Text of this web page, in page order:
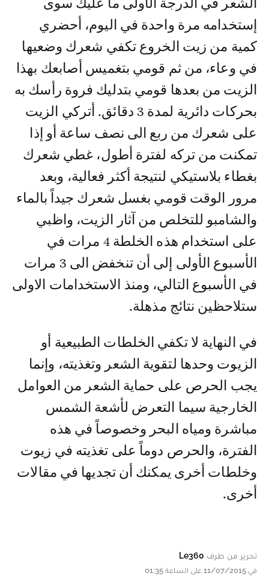
الشعر في الدرجة الأولى ما عليك سوى
إستخدامه مرة واحدة في اليوم، أحضري
كمية من زيت الخروع تكفي شعرك وضعيها
في وعاء، من ثم قومي بتغميس أصابعك بهذا
الزيت من بعدها قومي بتدليك فروة رأسك به
بحركات دائرية لمدة 3 دقائق. أتركي الزيت
على شعرك من ربع الى نصف ساعة أو إذا
تمكنت من تركه لفترة أطول، غطي شعرك
بغطاء بلاستيكي لنتيجة أكثر فعالية، وبعد
مرور الوقت قومي بغسل شعرك جيداً بالماء
والشامبو للتخلص من آثار الزيت، واظبي
على استخدام هذه الخلطة 4 مرات في
الأسبوع الأولى إلى أن تنخفض الى 3 مرات
في الأسبوع التالي، ومنذ الاستخدامات الاولى
ستلاحظين نتائج مذهلة.
في النهاية لا تكفي الخلطات الطبيعية أو
الزيوت وحدها لتقوية الشعر وتغذيته، وإنما
يجب الحرص على حماية الشعر من العوامل
الخارجية سيما التعرض لأشعة الشمس
مباشرة ومياه البحر وخصوصاً في هذه
الفترة، والحرص دوماً على تغذيته في زيوت
وخلطات أخرى يمكنك أن تجديها في مقالات
أخرى.
تحرير من طرف Le360
في 11/07/2015 على الساعة 01:35